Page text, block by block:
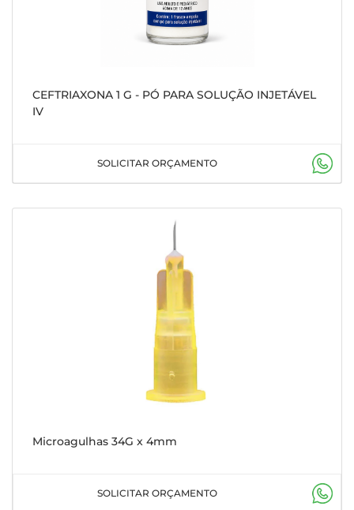
CEFTRIAXONA 1 G - PÓ PARA SOLUÇÃO INJETÁVEL
IV
SOLICITAR ORÇAMENTO
Microagulhas 34G x 4mm
SOLICITAR ORÇAMENTO